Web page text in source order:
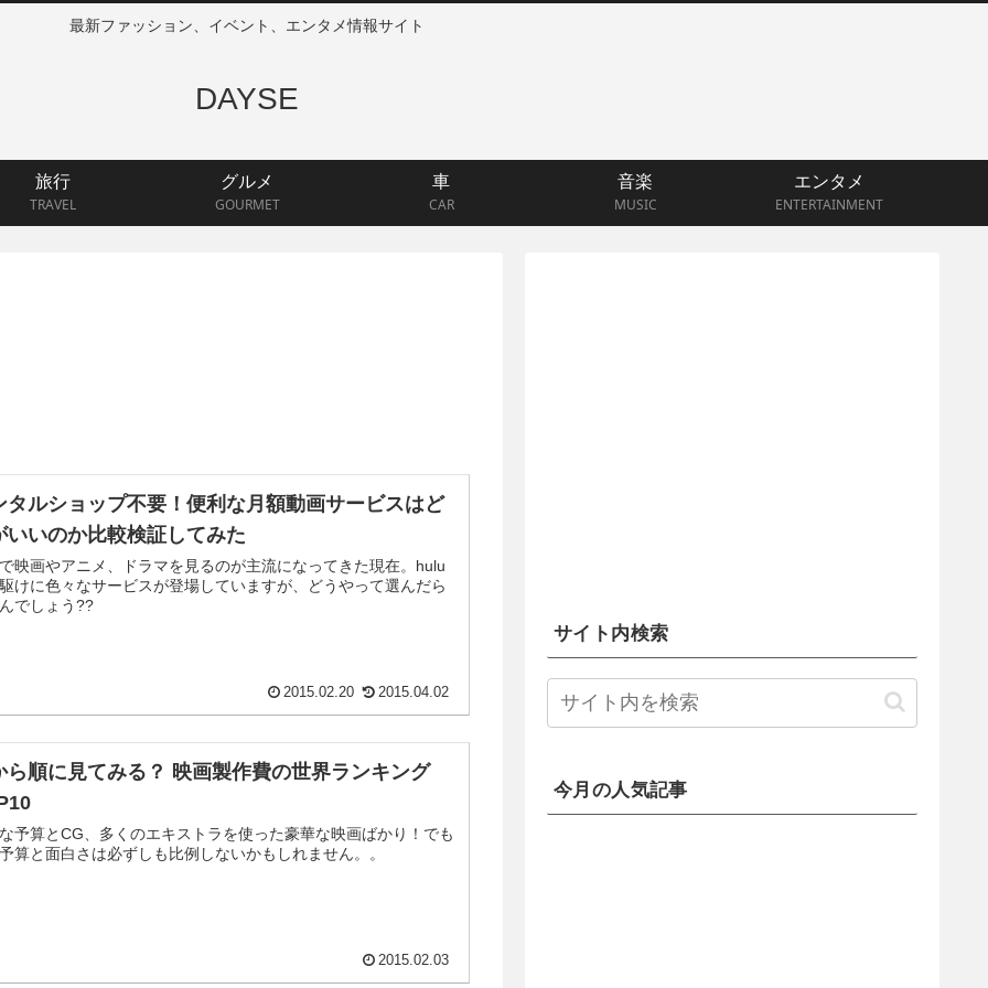
最新ファッション、イベント、エンタメ情報サイト
DAYSE
旅行
TRAVEL
グルメ
GOURMET
車
CAR
音楽
MUSIC
エンタメ
ENTERTAINMENT
タルショップ不要！便利な月額動画サービスはど
いいのか比較検証してみた
映画やアニメ、ドラマを見るのが主流になってきた現在。hulu
けに色々なサービスが登場していますが、どうやって選んだら
でしょう??
2015.02.20 2015.04.02
ら順に見てみる？ 映画製作費の世界ランキング
予算とCG、多くのエキストラを使った豪華な映画ばかり！でも
算と面白さは必ずしも比例しないかもしれません。。
2015.02.03
サイト内検索
今月の人気記事